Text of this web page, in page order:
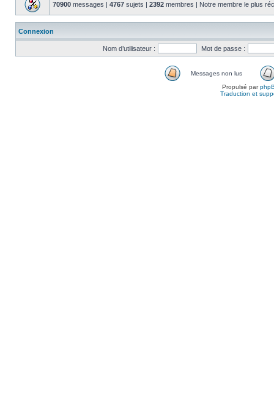
70900 messages | 4767 sujets | 2392 membres | Notre membre le plus
Connexion
Nom d’utilisateur : Mot de passe :
Messages non lus
Propulsé par
Traduction et